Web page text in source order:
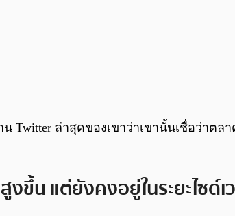
Twitter ล่าสุดของเขาว่าเขานั้นเชื่อว่าต
ขึ้น แต่ยังคงอยู่ในระยะไซด์เ